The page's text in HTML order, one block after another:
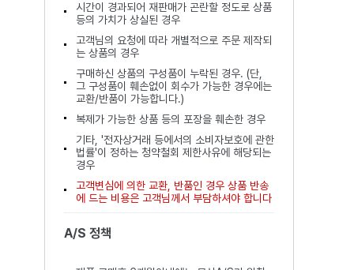
시간이 경과되어 재판매가 곤란할 정도로 상품
등의 가치가 상실된 경우
고객님의 요청에 따라 개별적으로 주문 제작되
는 상품의 경우
구매하신 상품의 구성품이 누락된 경우. (단,
그 구성품이 훼손없이 회수가 가능한 경우에는
교환/반품이 가능합니다.)
복제가 가능한 상품 등의 포장을 훼손한 경우
기타, '전자상거래 등에서의 소비자보호에 관한
법률'이 정하는 청약철회 제한사유에 해당되는
경우
고객변심에 의한 교환, 반품인 경우 상품 반송
에 드는 비용은 고객님께서 부담하셔야 합니다
A/S 정책